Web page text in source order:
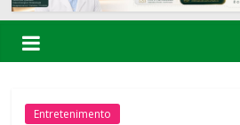
Entretenimento